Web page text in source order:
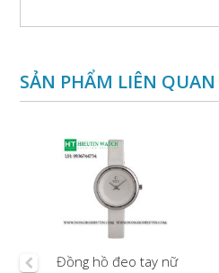
SẢN PHẨM LIÊN QUAN
Đồng hồ đeo tay nữ